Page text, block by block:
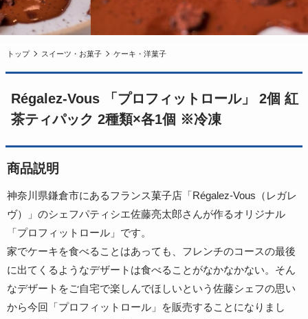
トップ スイーツ・お菓子 ケーキ・洋菓子
Régalez-Vous 「プロフィットロール」 2個 紅
茶ティパック 2種類×各1個 ※冷凍
商品説明
神奈川県鎌倉市にあるフランス菓子店「Régalez-Vous（レガレ
ヴ）」のシェフパティシエ佐藤亮太郎さんが作るオリジナル
「プロフィットロール」です。
家でケーキを食べることはあっても、フレンチのコースの最後
に出てくるようなデザートは食べることがなかなかない。そん
なデザートをご自宅で楽しんでほしいという佐藤シェフの思い
から今回「プロフィットロール」を販売することになりまし